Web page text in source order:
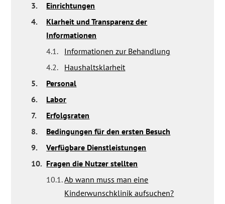
3.
Einrichtungen
4.
Klarheit und Transparenz der
Informationen
4.1.
Informationen zur Behandlung
4.2.
Haushaltsklarheit
5.
Personal
6.
Labor
7.
Erfolgsraten
8.
Bedingungen für den ersten Besuch
9.
Verfügbare Dienstleistungen
10. Fragen die Nutzer stellten
10.1.Ab wann muss man eine
Kinderwunschklinik aufsuchen?